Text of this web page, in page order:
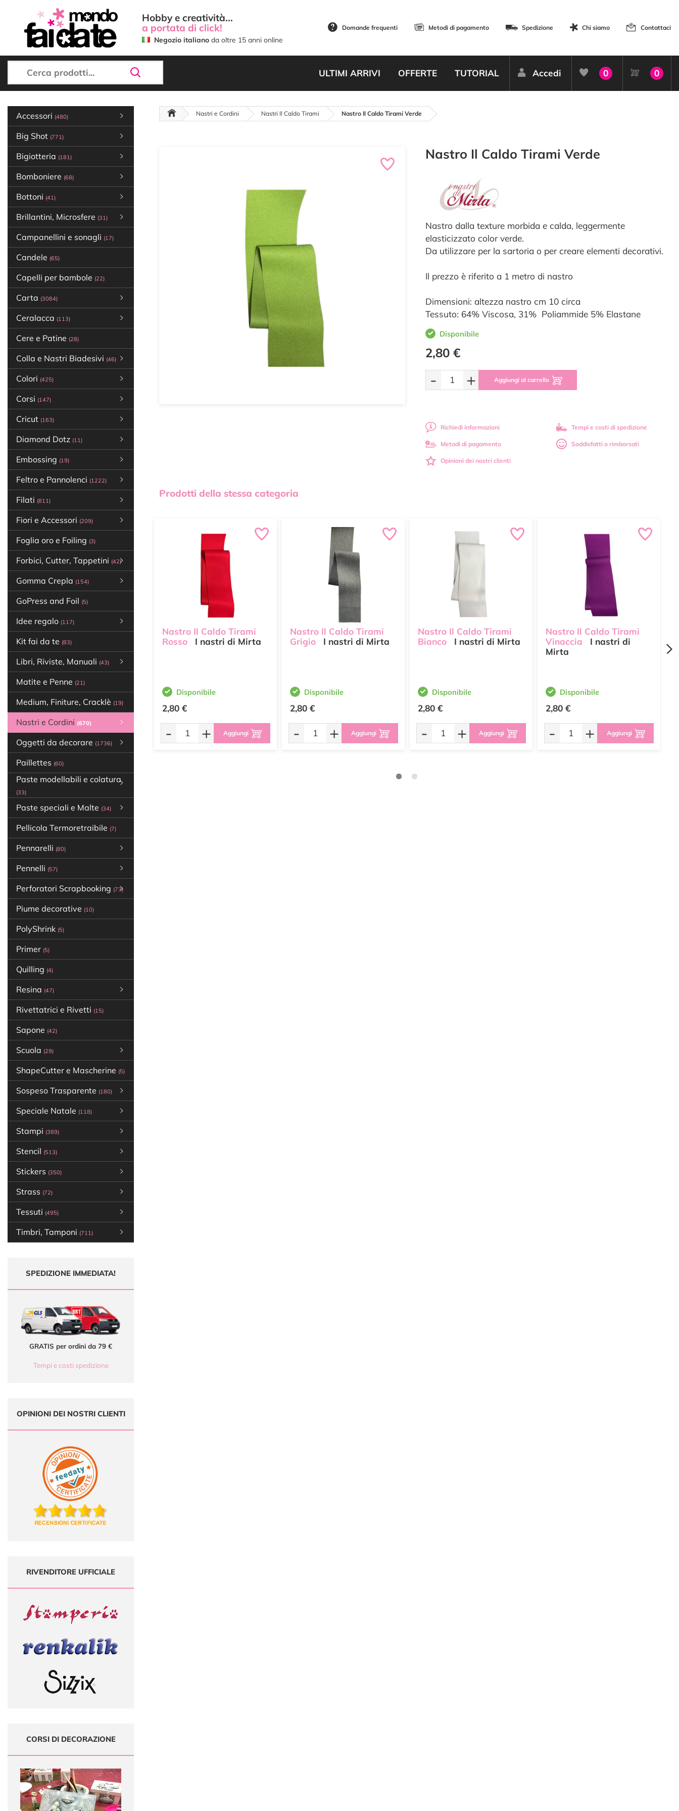
Hobby e creatività...
a portata di click!
Negozio italiano da oltre 15 anni online
Domande frequenti Metodi di pagamento Spedizione Chi siamo Contattaci
ULTIMI ARRIVI OFFERTE TUTORIAL Accedi 0 0
Accessori (480)
Big Shot (771)
Bigiotteria (181)
Bomboniere (68)
Bottoni (41)
Brillantini, Microsfere (31)
Campanellini e sonagli (17)
Candele (65)
Capelli per bambole (22)
Carta (3084)
Ceralacca (113)
Cere e Patine (28)
Colla e Nastri Biadesivi (46)
Colori (425)
Corsi (147)
Cricut (163)
Diamond Dotz (11)
Embossing (19)
Feltro e Pannolenci (1222)
Filati (811)
Fiori e Accessori (209)
Foglia oro e Foiling (3)
Forbici, Cutter, Tappetini (42)
Gomma Crepla (154)
GoPress and Foil (5)
Idee regalo (117)
Kit fai da te (83)
Libri, Riviste, Manuali (43)
Matite e Penne (21)
Medium, Finiture, Cracklè (19)
Nastri e Cordini (670)
Oggetti da decorare (1736)
Paillettes (60)
Paste modellabili e colatura
(33)
Paste speciali e Malte (34)
Pellicola Termoretraibile (7)
Pennarelli (80)
Pennelli (57)
Perforatori Scrapbooking (73)
Piume decorative (10)
PolyShrink (5)
Primer (5)
Quilling (4)
Resina (47)
Rivettatrici e Rivetti (15)
Sapone (42)
Scuola (29)
ShapeCutter e Mascherine (5)
Sospeso Trasparente (180)
Speciale Natale (118)
Stampi (389)
Stencil (513)
Stickers (350)
Strass (72)
Tessuti (495)
Timbri, Tamponi (711)
SPEDIZIONE IMMEDIATA!
GRATIS per ordini da 79 €
Tempi e costi spedizione
OPINIONI DEI NOSTRI CLIENTI
RIVENDITORE UFFICIALE
CORSI DI DECORAZIONE
Nastri e Cordini Nastri Il Caldo Tirami Nastro Il Caldo Tirami Verde
Nastro Il Caldo Tirami Verde
Nastro dalla texture morbida e calda, leggermente
elasticizzato color verde.
Da utilizzare per la sartoria o per creare elementi decorativi.
Il prezzo è riferito a 1 metro di nastro
Dimensioni: altezza nastro cm 10 circa
Tessuto: 64% Viscosa, 31% Poliammide 5% Elastane
Disponibile
2,80 €
- + Aggiungi al carrello
Richiedi informazioni Tempi e costi di spedizione
Metodi di pagamento Soddisfatti o rimborsati
Opinioni dei nostri clienti
Prodotti della stessa categoria
Nastro Il Caldo Tirami
Rosso
I nastri di Mirta
Disponibile
2,80 €
- + Aggiungi
Nastro Il Caldo Tirami
Grigio
I nastri di Mirta
Disponibile
2,80 €
- + Aggiungi
Nastro Il Caldo Tirami
Bianco
I nastri di Mirta
Disponibile
2,80 €
- + Aggiungi
Nastro Il Caldo Tirami
Vinaccia
I nastri di
Mirta
Disponibile
2,80 €
- + Aggiungi